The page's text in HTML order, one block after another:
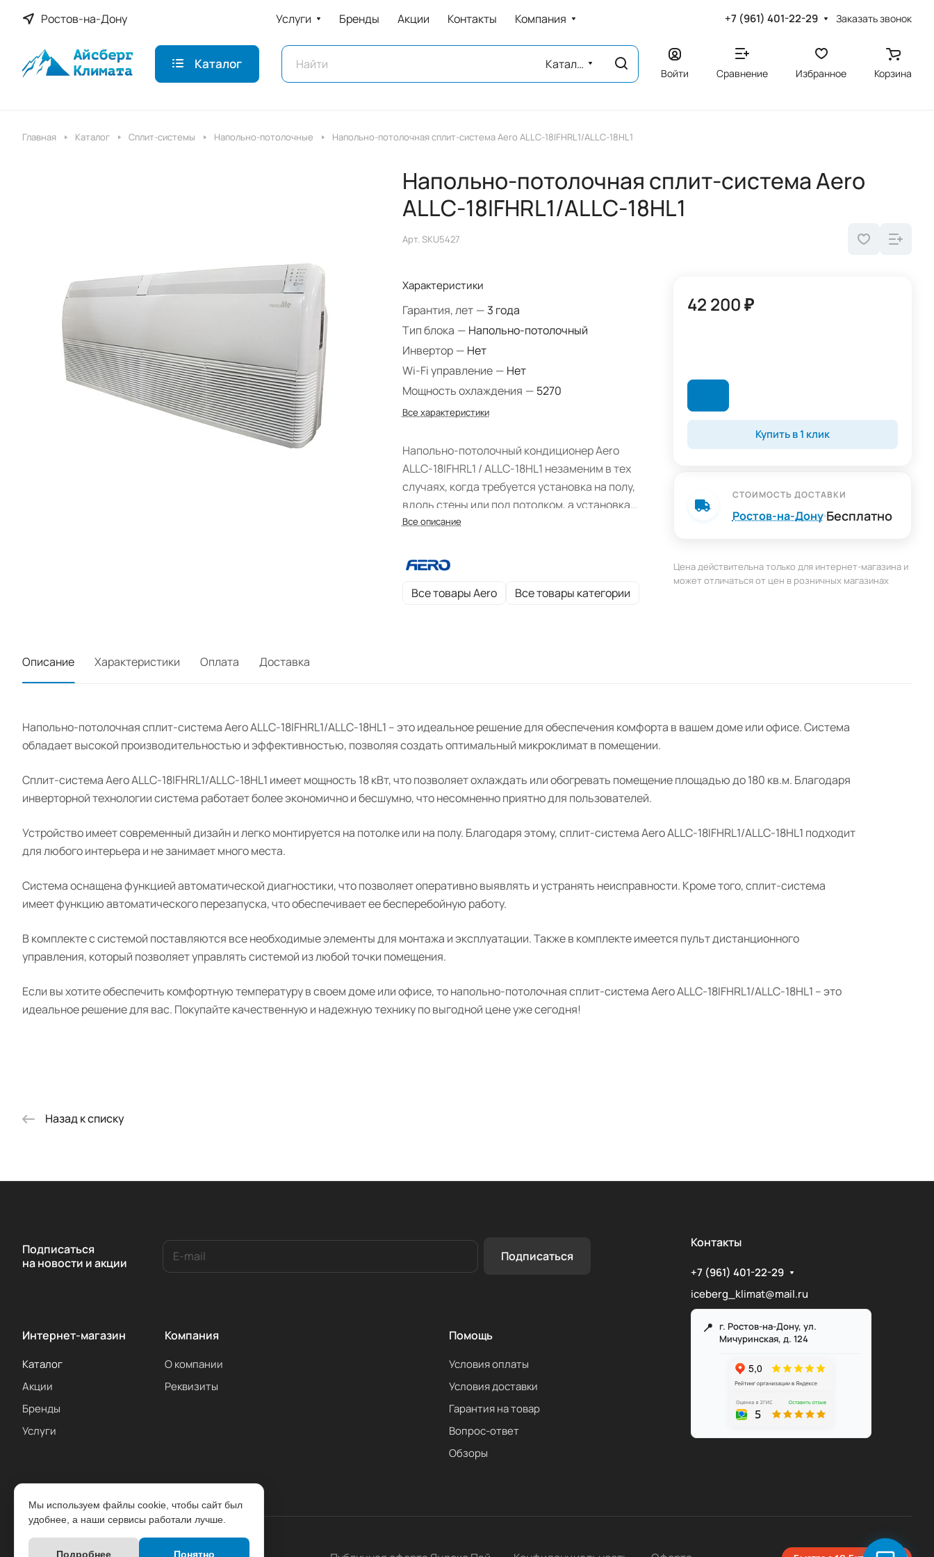
Ростов-на-Дону Услуги Бренды Акции Контакты Компания +7 (961) 401-22-29 Заказать звонок
Каталог Каталог
Войти Сравнение Избранное Корзина
Главная Каталог Сплит-системы Напольно-потолочные Напольно-потолочная сплит-система Aero ALLC-18IFHRL1/ALLC-18HL1
Напольно-потолочная сплит-система Aero
ALLC-18IFHRL1/ALLC-18HL1
Арт. SKU5427
Характеристики
Гарантия, лет — 3 года
Тип блока — Напольно-потолочный
Инвертор — Нет
Wi-Fi управление — Нет
Мощность охлаждения — 5270
Все характеристики
Напольно-потолочный кондиционер Aero
ALLC-18IFHRL1 / ALLC-18HL1 незаменим в тех
случаях, когда требуется установка на полу,
вдоль стены или под потолком, а установка
кассетных блоков невозможна из-за
или потому, что оно слишком вытянуто по
Все описание
Все товары Aero Все товары категории
42 200 ₽
Купить в 1 клик
СТОИМОСТЬ ДОСТАВКИ
Ростов-на-ДонуБесплатно
Цена действительна только для интернет-магазина и
может отличаться от цен в розничных магазинах
Описание Характеристики Оплата Доставка
Напольно-потолочная сплит-система Aero ALLC-18IFHRL1/ALLC-18HL1 – это идеальное решение для обеспечения комфорта в вашем доме или офисе. Система
обладает высокой производительностью и эффективностью, позволяя создать оптимальный микроклимат в помещении.
Сплит-система Aero ALLC-18IFHRL1/ALLC-18HL1 имеет мощность 18 кВт, что позволяет охлаждать или обогревать помещение площадью до 180 кв.м. Благодаря
инверторной технологии система работает более экономично и бесшумно, что несомненно приятно для пользователей.
Устройство имеет современный дизайн и легко монтируется на потолке или на полу. Благодаря этому, сплит-система Aero ALLC-18IFHRL1/ALLC-18HL1 подходит
для любого интерьера и не занимает много места.
Система оснащена функцией автоматической диагностики, что позволяет оперативно выявлять и устранять неисправности. Кроме того, сплит-система
имеет функцию автоматического перезапуска, что обеспечивает ее бесперебойную работу.
В комплекте с системой поставляются все необходимые элементы для монтажа и эксплуатации. Также в комплекте имеется пульт дистанционного
управления, который позволяет управлять системой из любой точки помещения.
Если вы хотите обеспечить комфортную температуру в своем доме или офисе, то напольно-потолочная сплит-система Aero ALLC-18IFHRL1/ALLC-18HL1 – это
идеальное решение для вас. Покупайте качественную и надежную технику по выгодной цене уже сегодня!
Назад к списку
Подписаться
на новости и акции
Подписаться
Интернет-магазин
Каталог
Акции
Бренды
Услуги
Компания
О компании
Реквизиты
Помощь
Условия оплаты
Условия доставки
Гарантия на товар
Вопрос-ответ
Обзоры
Контакты
+7 (961) 401-22-29
iceberg_klimat@mail.ru
г. Ростов-на-Дону, ул.
Мичуринская, д. 124
Мы используем файлы cookie, чтобы сайт был
удобнее, а наши сервисы работали лучше.
Подробнее Понятно